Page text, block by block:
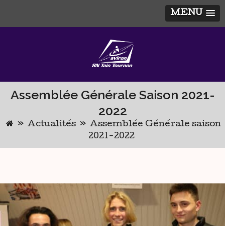
MENU
Assemblée Générale Saison 2021-
2022
» Actualités » Assemblée Générale saison
2021-2022